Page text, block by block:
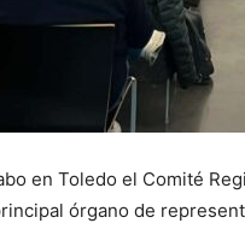
en Toledo el Comité
órgano de